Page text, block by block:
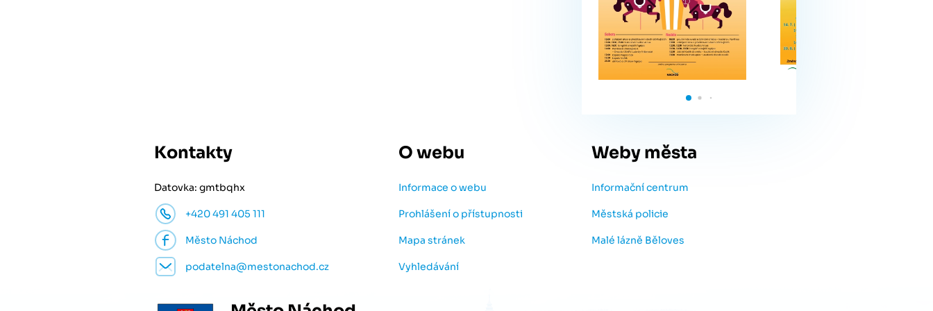
Kontakty
Datovka: gmtbqhx
+420 491 405 111
Město Náchod
podatelna@mestonachod.cz
O webu
Informace o webu
Prohlášení o přístupnosti
Mapa stránek
Vyhledávání
Weby města
Informační centrum
Městská policie
Malé lázně Běloves